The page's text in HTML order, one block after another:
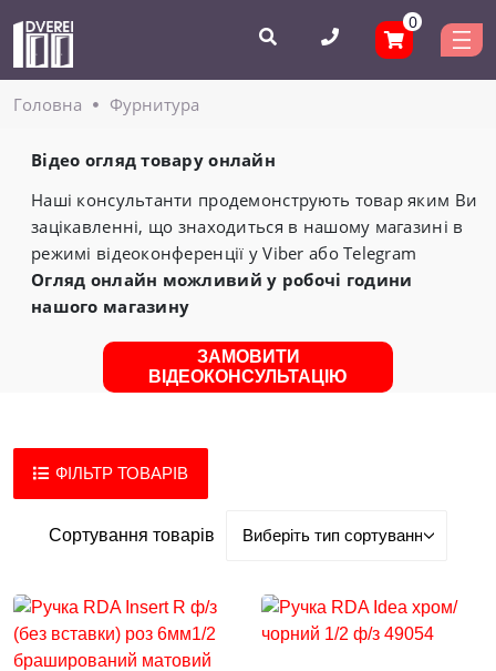
0
Головнa Фурнитура
Відео огляд товару онлайн
Наші консультанти продемонструють товар яким Ви
зацікавленні, що знаходиться в нашому магазині в
режимі відеоконференції у Viber або Telegram
Огляд онлайн можливий у робочі години
нашого магазину
ЗАМОВИТИ
ВІДЕОКОНСУЛЬТАЦІЮ
ФІЛЬТР ТОВАРІВ
Сортування товарів